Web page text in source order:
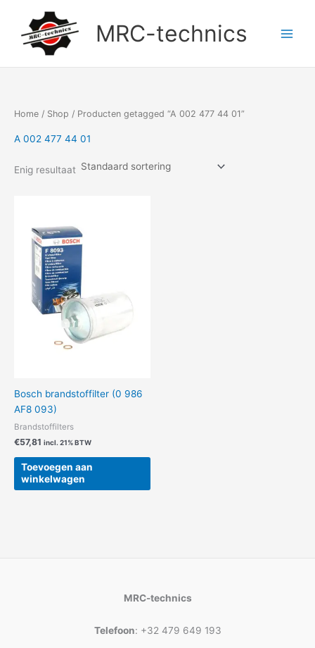
inhoud
MRC-technics
Home / Shop / Producten getagged “A 002 477 44 01”
A 002 477 44 01
Enig resultaat
Bosch brandstoffilter (0 986
AF8 093)
Brandstoffilters
€57,81 incl. 21% BTW
Toevoegen aan
winkelwagen
MRC-technics
Telefoon: +32 479 649 193